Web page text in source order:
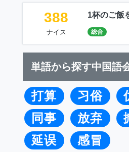
388
ナイス
1杯のご飯
総合
単語から探す中国語
打算 习俗
同事
放弃
延误
感冒